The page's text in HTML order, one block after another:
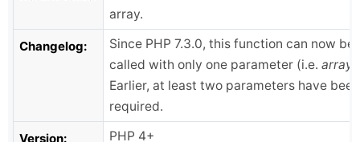
array.
Changelog:
Since PHP 7.3.0, this function can now be
called with only one parameter (i.e. array
Earlier, at least two parameters have been
required.
Version: PHP 4+